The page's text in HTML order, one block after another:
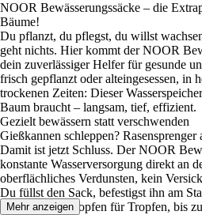
NOOR Bewässerungssäcke – die
Bäume!
Du pflanzt, du pflegst, du willst
geht nichts. Hier kommt der NOOR
dein zuverlässiger Helfer für gesunde
frisch gepflanzt oder alteingesessen, in
trockenen Zeiten: Dieser
Baum braucht – langsam, tief, effizient.
Gezielt bewässern statt verschwenden
Gießkannen schleppen?
Damit ist jetzt Schluss. Der NOOR
konstante Wasserversorgung direkt an
oberflächliches Verdunsten, kein
Du füllst den Sack, befestigst ihn am
Schwerkraft. Tropfen für Tropfen, bis
Mehr anzeigen